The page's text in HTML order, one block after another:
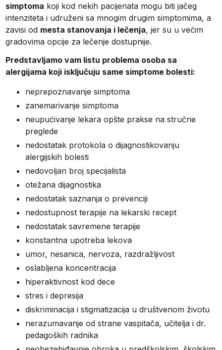
simptoma koji kod nekih pacijenata mogu biti jačeg
intenziteta i udruženi sa mnogim drugim simptomima, a
zavisi od mesta stanovanja i lečenja, jer su u većim
gradovima opcije za lečenje dostupnije.
Predstavljamo vam listu problema osoba sa
alergijama koji isključuju same simptome bolesti:
neprepoznavanje simptoma
zanemarivanje simptoma
neupućivanje lekara opšte prakse na stručne
preglede
nedostatak protokola o dijagnostikovanju
alergijskih bolesti
nedovoljan broj specijalista
otežana dijagnostika
nedostatak saznanja o prevenciji
nedostupnost terapije na lekarski recept
nedostatak savremene terapije
konstantna upotreba lekova
umor, nesanica, nervoza, razdražljivost
oslabljena koncentracija
hiperaktivnost kod dece
stres i depresija
diskriminacija i stigmatizacija u društvenom životu
nerazumavanje od strane vaspitača, učitelja i dr.
pedagoških radnika